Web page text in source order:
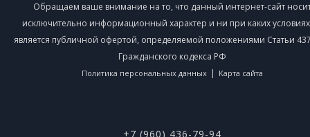
Обращаем ваше внимание на то, что данный интернет-сайт
исключительно информационный характер и ни при каких
является публичной офертой, определяемой положениями Статьи
Гражданского кодекса РФ
Политика персональных данных | Карта сайта
+7 (960) 436-79-94